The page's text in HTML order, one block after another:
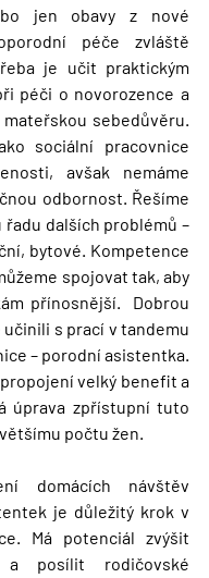
jen obavy z nové
péče zvláště
je učit praktickým
péči o novorozence a
sebedůvěru.
sociální pracovnice
avšak nemáme
odbornost. Řešíme
řadu dalších problémů –
bytové. Kompetence
spojovat tak, aby
přínosnější.  Dobrou
– porodní asistentka.
velký benefit a
úprava zpřístupní tuto
počtu žen.
domácích návštěv
je důležitý krok v
Má potenciál zvýšit
posílit rodičovské